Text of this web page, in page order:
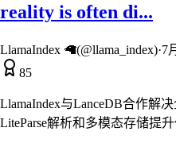
reality is often di...
LlamaIndex 🦙(@llama_index)·7
85
LlamaIndex与LanceDB合作解
LiteParse解析和多模态存储提